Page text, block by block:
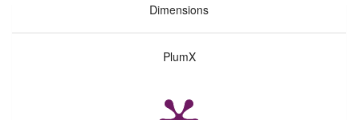
Dimensions
PlumX